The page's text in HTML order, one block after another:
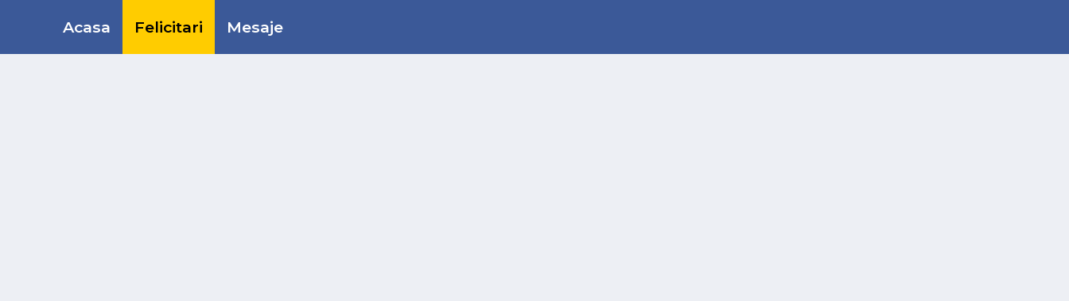
Acasa Felicitari Mesaje